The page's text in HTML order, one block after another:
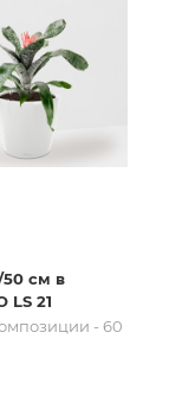
50 см в
LS 21
- 60